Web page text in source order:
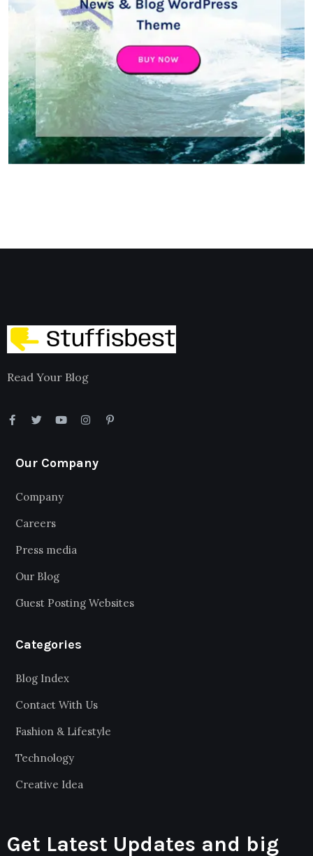
Read Your Blog
Our Company
Company
Careers
Press media
Our Blog
Guest Posting Websites
Categories
Blog Index
Contact With Us
Fashion & Lifestyle
Technology
Creative Idea
Get Latest Updates and big